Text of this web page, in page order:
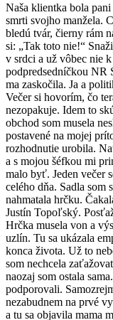
Naša klientka bola
smrti svojho manžela.
bledú tvár, čierny rám
si: „Tak toto nie!“
v srdci a už vôbec nie
podpredsedníčkou NR
ma zaskočila. Ja a
Večer si hovorím, čo
nezopakuje. Idem to
obchod som musela
postavené na mojej
rozhodnutie urobila.
a s mojou šéfkou mi
malo byť. Jeden večer
celého dňa. Sadla som
nahmatala hrčku.
Justín Topoľský.
Hrčka musela von a
uzlín. Tu sa ukázala
konca života. Už to
som nechcela
naozaj som ostala
podporovali.
nezabudnem na prvé
a tu sa objavila mama